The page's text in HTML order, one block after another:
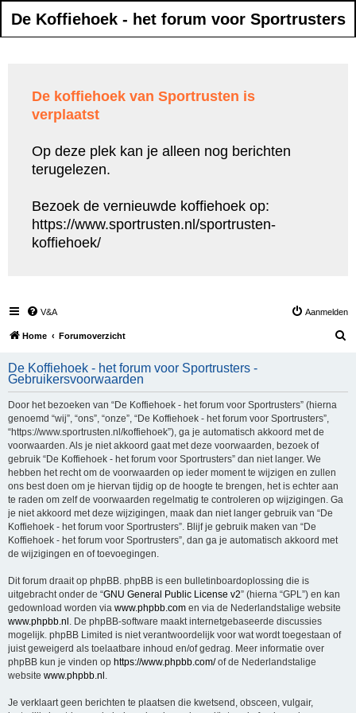
De Koffiehoek - het forum voor Sportrusters
De koffiehoek van Sportrusten is
verplaatst
Op deze plek kan je alleen nog berichten
terugelezen.
Bezoek de vernieuwde koffiehoek op:
https://www.sportrusten.nl/sportrusten-
koffiehoek/
V&A Aanmelden
Home Forumoverzicht
k
De Koffiehoek - het forum voor Sportrusters -
Gebruikersvoorwaarden
Door het bezoeken van “De Koffiehoek - het forum voor Sportrusters” (hierna
genoemd “wij”, “ons”, “onze”, “De Koffiehoek - het forum voor Sportrusters”,
“https://www.sportrusten.nl/koffiehoek”), ga je automatisch akkoord met de
voorwaarden. Als je niet akkoord gaat met deze voorwaarden, bezoek of
gebruik “De Koffiehoek - het forum voor Sportrusters” dan niet langer. We
hebben het recht om de voorwaarden op ieder moment te wijzigen en zullen
ons best doen om je hiervan tijdig op de hoogte te brengen, het is echter aan
te raden om zelf de voorwaarden regelmatig te controleren op wijzigingen. Ga
je niet akkoord met deze wijzigingen, maak dan niet langer gebruik van “De
Koffiehoek - het forum voor Sportrusters”. Blijf je gebruik maken van “De
Koffiehoek - het forum voor Sportrusters”, dan ga je automatisch akkoord met
de wijzigingen en of toevoegingen.
Dit forum draait op phpBB. phpBB is een bulletinboardoplossing die is
uitgebracht onder de “GNU General Public License v2” (hierna “GPL”) en kan
gedownload worden via www.phpbb.com en via de Nederlandstalige website
www.phpbb.nl . De phpBB-software maakt internetgebaseerde discussies
mogelijk. phpBB Limited is niet verantwoordelijk voor wat wordt toegestaan of
juist geweigerd als toelaatbare inhoud en/of gedrag. Meer informatie over
phpBB kun je vinden op https://www.phpbb.com/of de Nederlandstalige
website www.phpbb.nl .
Je verklaart geen berichten te plaatsen die kwetsend, obsceen, vulgair,